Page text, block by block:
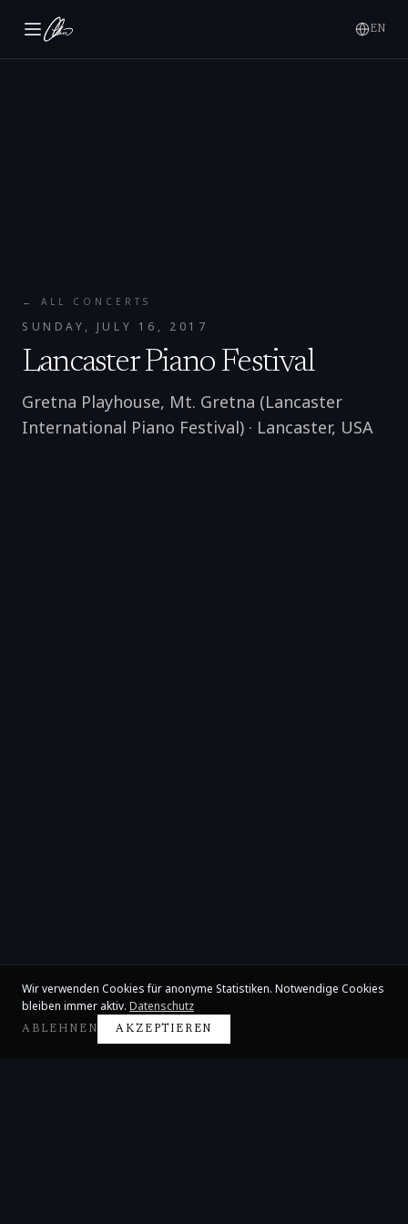
EN
← ALL CONCERTS
SUNDAY, JULY 16, 2017
Lancaster Piano Festival
Gretna Playhouse, Mt. Gretna (Lancaster
International Piano Festival) · Lancaster, USA
Wir verwenden Cookies für anonyme Statistiken. Notwendige Cookies
bleiben immer aktiv. Datenschutz
ABLEHNEN AKZEPTIEREN